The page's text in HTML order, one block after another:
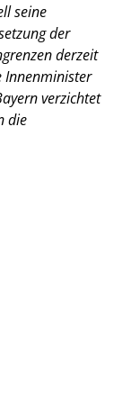
seine
der
derzeit
Innenminister
verzichtet
die